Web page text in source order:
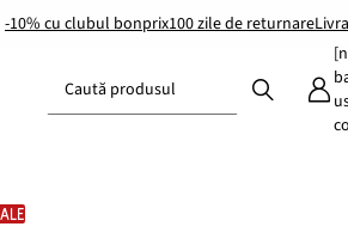
-10% cu clubul bonprix100 zile de returnare
Caută produsul